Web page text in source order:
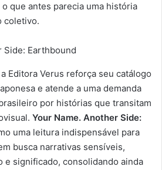
que antes parecia uma história
coletivo.
Editora Verus reforça seu catálogo
e atende a uma demanda
por histórias que transitam
Your Name. Another Side:
uma leitura indispensável para
busca narrativas sensíveis,
e significado, consolidando ainda